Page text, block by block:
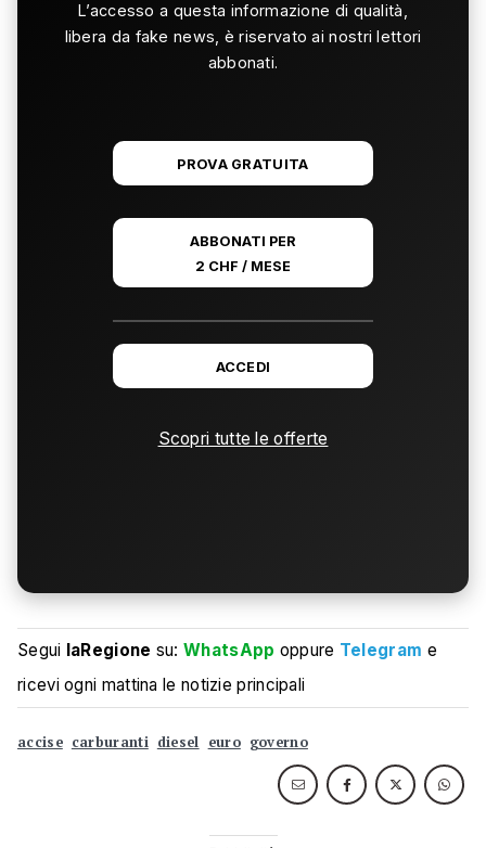
L’accesso a questa informazione di qualità,
libera da fake news, è riservato ai nostri lettori
abbonati.
PROVA GRATUITA
ABBONATI PER
2 CHF / MESE
ACCEDI
Scopri tutte le offerte
Segui laRegione su:WhatsApp oppure Telegram e
ricevi ogni mattina le notizie principali
accise carburanti diesel euro governo